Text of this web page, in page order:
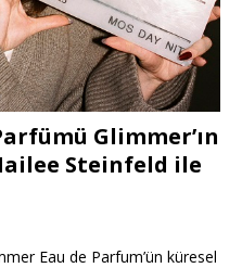
Glimmer’ın
Steinfeld ile
Eau de Parfum’ün küresel